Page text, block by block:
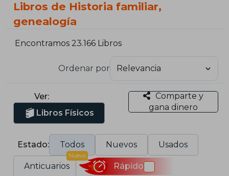
Libros de Historia familiar,
genealogía
Encontramos 23.166 Libros
Ordenar por
Ver:
Libros Físicos
Comparte y
gana dinero
Estado: Todos Nuevos Usados
Anticuarios
Nuevo
Rápido